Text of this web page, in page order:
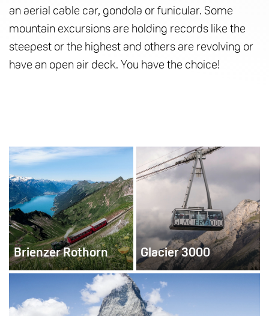
an aerial cable car, gondola or funicular. Some
mountain excursions are holding records like the
steepest or the highest and others are revolving or
have an open air deck. You have the choice!
Brienzer Rothorn Glacier 3000